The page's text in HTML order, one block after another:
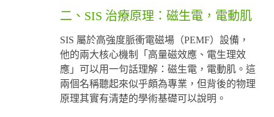
二、SIS 治療原理：磁生電，電動肌
SIS 屬於高強度脈衝電磁場（PEMF）設備，
他的兩大核心機制「高量磁效應、電生理效
應」可以用一句話理解：磁生電，電動肌。這
兩個名稱聽起來似乎頗為專業，但背後的物理
原理其實有清楚的學術基礎可以說明。